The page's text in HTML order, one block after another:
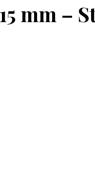
mm –